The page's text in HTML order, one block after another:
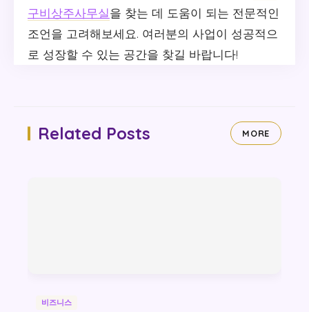
구비상주사무실을 찾는 데 도움이 되는 전문적인
조언을 고려해보세요. 여러분의 사업이 성공적으
로 성장할 수 있는 공간을 찾길 바랍니다!
Related Posts MORE
비즈니스